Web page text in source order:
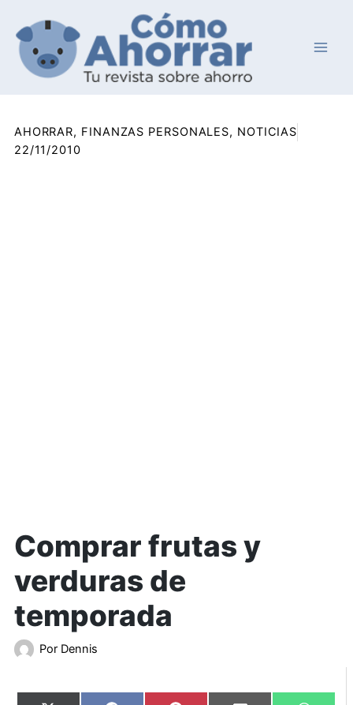
contenido
AHORRAR, FINANZAS PERSONALES, NOTICIAS
22/11/2010
Comprar frutas y
verduras de
temporada
Por Dennis